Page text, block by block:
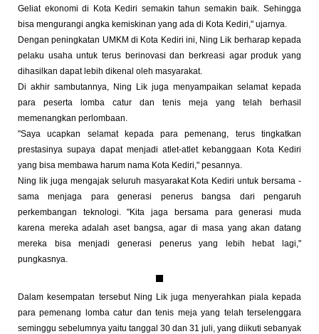
Geliat ekonomi di Kota Kediri semakin tahun semakin baik. Sehingga
bisa mengurangi angka kemiskinan yang ada di Kota Kediri," ujarnya.
Dengan peningkatan UMKM di Kota Kediri ini, Ning Lik berharap kepada
pelaku usaha untuk terus berinovasi dan berkreasi agar produk yang
dihasilkan dapat lebih dikenal oleh masyarakat.
Di akhir sambutannya, Ning Lik juga menyampaikan selamat kepada
para peserta lomba catur dan tenis meja yang telah berhasil
memenangkan perlombaan.
"Saya ucapkan selamat kepada para pemenang, terus tingkatkan
prestasinya supaya dapat menjadi atlet-atlet kebanggaan Kota Kediri
yang bisa membawa harum nama Kota Kediri," pesannya.
Ning lik juga mengajak seluruh masyarakat Kota Kediri untuk bersama -
sama menjaga para generasi penerus bangsa dari pengaruh
perkembangan teknologi. "Kita jaga bersama para generasi muda
karena mereka adalah aset bangsa, agar di masa yang akan datang
mereka bisa menjadi generasi penerus yang lebih hebat lagi,"
pungkasnya.
Dalam kesempatan tersebut Ning Lik juga menyerahkan piala kepada
para pemenang lomba catur dan tenis meja yang telah terselenggara
seminggu sebelumnya yaitu tanggal 30 dan 31 juli, yang diikuti sebanyak